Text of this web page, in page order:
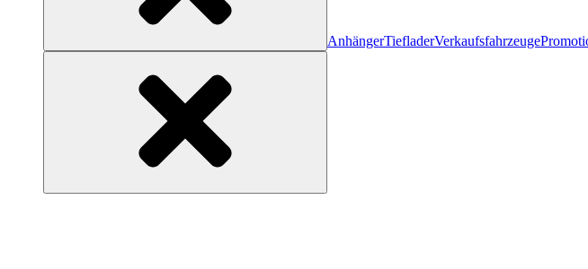
AnhängerTiefladerVerkaufsfahrzeuge